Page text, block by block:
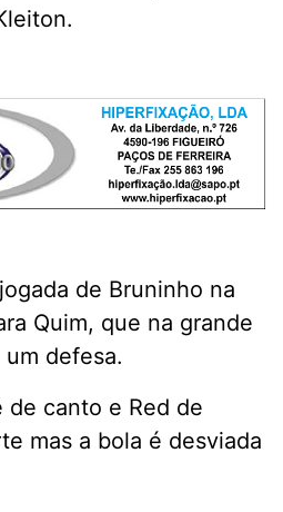
de Bruninho na
Quim, que na grande
defesa.
de canto e Red de
mas a bola é desviada